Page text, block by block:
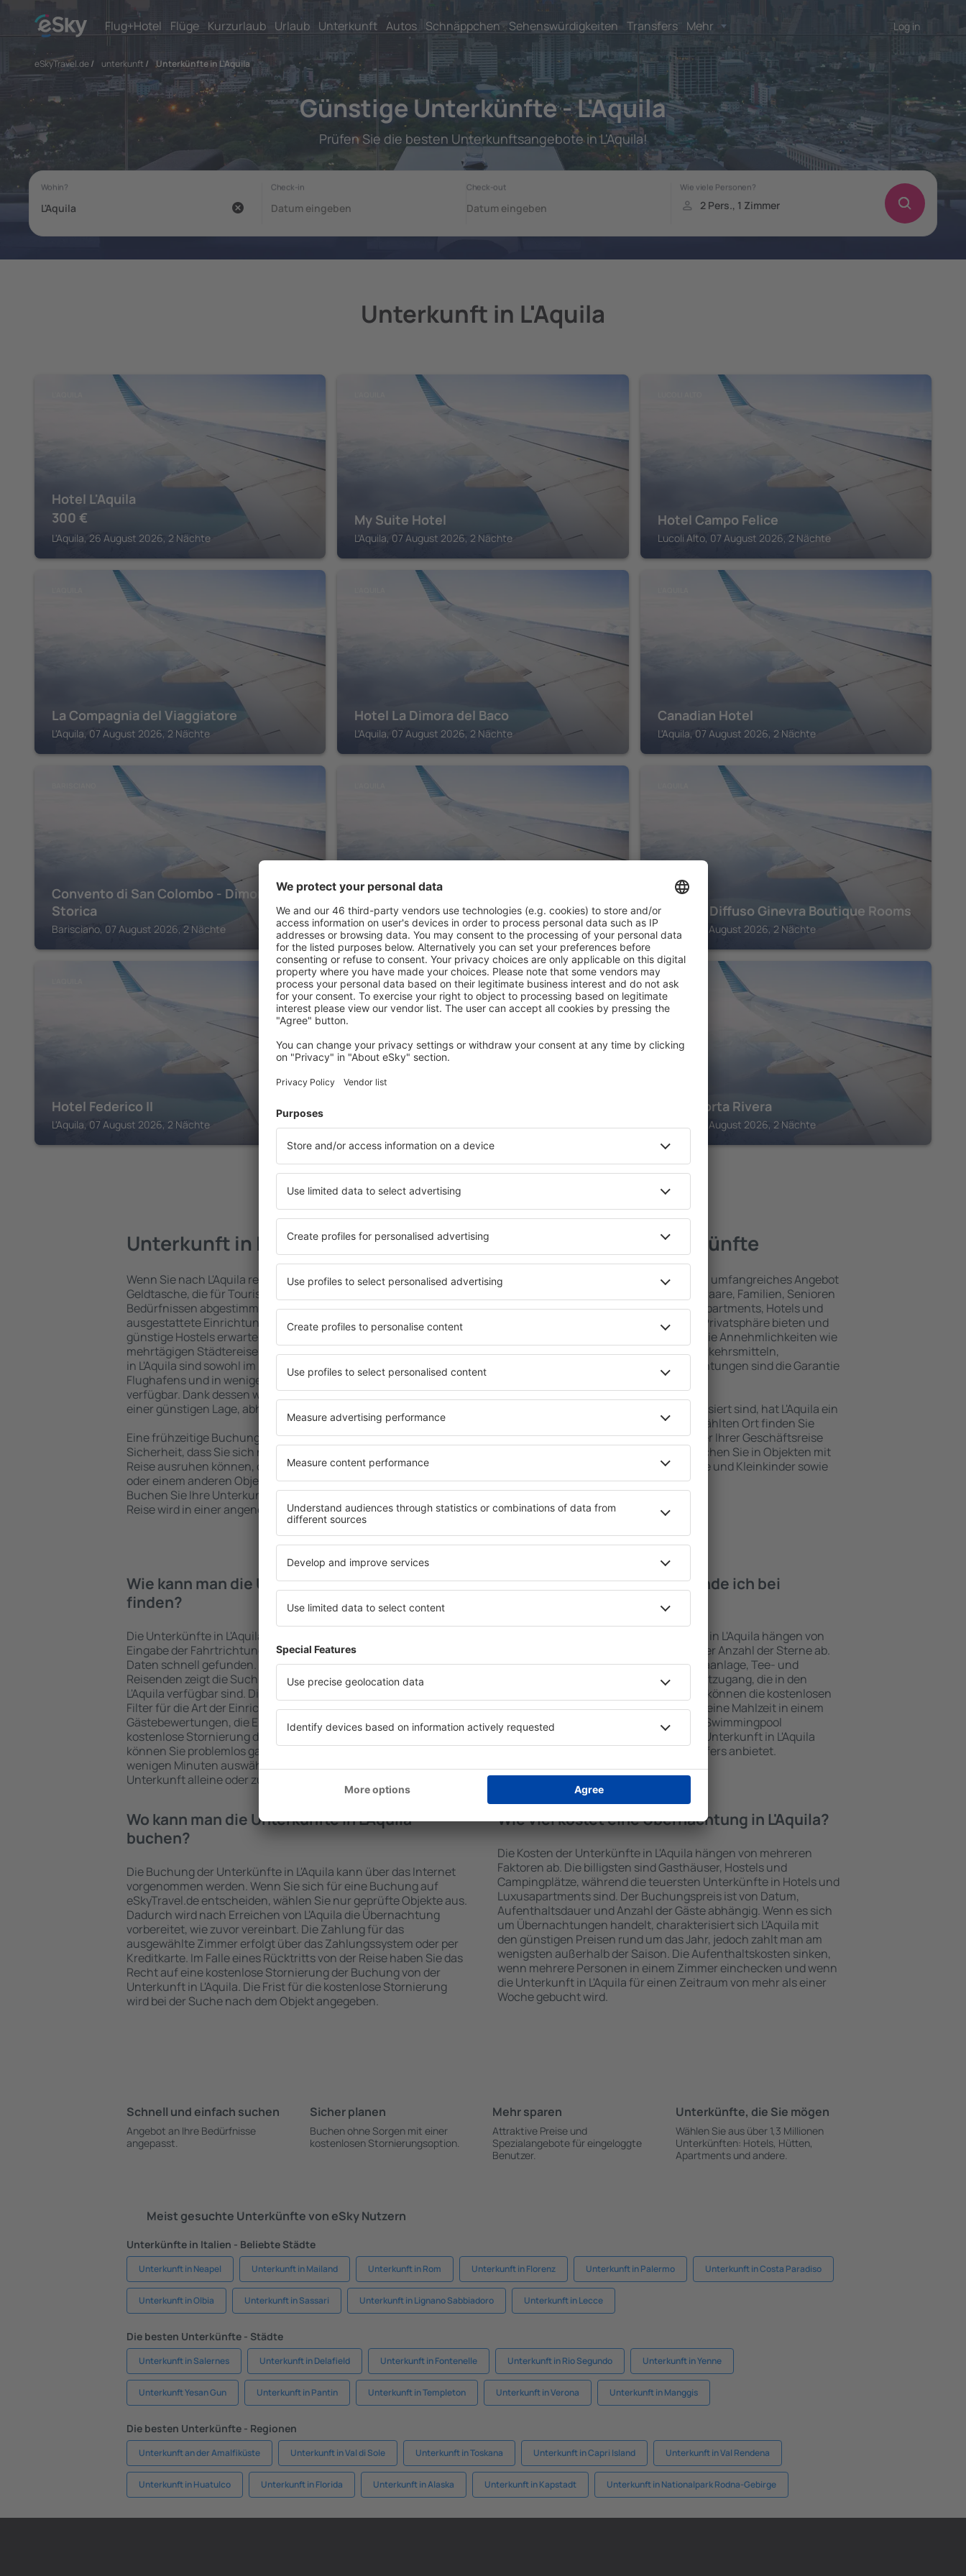
Flug+Hotel Flüge Kurzurlaub Urlaub Unterkunft Autos Schnäppchen Sehenswürdigkeiten Transfers Mehr Log in
eSkyTravel.de/ unterkunft / Unterkünfte in L'Aquila
Günstige Unterkünfte - L'Aquila
Prüfen Sie die besten Unterkunftsangebote in L'Aquila!
Unterkunft in L'Aquila
Hotel L'Aquila
300 €
L'Aquila, 26 August 2026, 2 Nächte
My Suite Hotel
L'Aquila, 07 August 2026, 2 Nächte
Hotel Campo Felice
Lucoli Alto, 07 August 2026, 2 Nächte
La Compagnia del Viaggiatore
L'Aquila, 07 August 2026, 2 Nächte
Hotel La Dimora del Baco
L'Aquila, 07 August 2026, 2 Nächte
Canadian Hotel
L'Aquila, 07 August 2026, 2 Nächte
Convento di San Colombo - Dimora
Storica
Barisciano, 07 August 2026, 2 Nächte
Hotel 99 Cannelle
L'Aquila, 07 August 2026, 2 Nächte
Albergo Diffuso Ginevra Boutique Rooms
L'Aquila, 07 August 2026, 2 Nächte
Hotel Federico II
L'Aquila, 07 August 2026, 2 Nächte
ROCCA DI MEZZO
Rocca di Mezzo, 07 August 2026, 2 Nächte
L'AQUILA
Hotel Porta Rivera
L'Aquila, 07 August 2026, 2 Nächte
Unterkunft in L'Aquila
Wenn Sie nach L'Aquila reisen, finden Sie Unterkünfte für jede
Geldtasche, die für Touristen mit unterschiedlichen
Bedürfnissen abgestimmt sind. Geräumige und komfortabel
ausgestattete Einrichtungen mit vielen Annehmlichkeiten und
günstige Hostels erwarten die Besucher, wo sie während einer
mehrtägigen Städtereise übernachten können. Die Unterkünfte
in L'Aquila sind sowohl im Zentrum als auch in der Nähe des
Flughafens und in weniger beliebten Stadtteilen oder Regionen
verfügbar. Dank dessen wählen Sie eine Unterkunft in L'Aquila in
einer günstigen Lage, abhängig von Ihren weiteren Vorhaben.
Eine frühzeitige Buchung der Unterkunft in L'Aquila gibt die
Sicherheit, dass Sie sich nach dem Erreichen des Ziels nach der
Reise ausruhen können, ohne nach einem Hotel, einer Wohnung
oder einem anderen Objekt für Reisende suchen zu müssen.
Buchen Sie Ihre Unterkunft vor dem Besuch von L'Aquila und Ihre
Reise wird in einer angenehmeren Atmosphäre verlaufen.
L'Aquila – beste Unterkünfte
Die Unterkünfte in L'Aquila umfassen ein umfangreiches Angebot
von vielen Objekten für Alleinreisende, Paare, Familien, Senioren
und Gruppen. Die Besucher können in Apartments, Hotels und
Pensionen übernachten, die maximale Privatsphäre bieten und
sich im Zentrum von L'Aquila befinden. Die Annehmlichkeiten wie
die Nähe zu Mietwagen, öffentlichen Verkehrsmitteln,
Geschäften, Service- und Freizeiteinrichtungen sind die Garantie
Wenn Sie an Luxusunterkünften interessiert sind, hat L'Aquila ein
breites Angebot für Sie. An dem ausgewählten Ort finden Sie
alles, was Sie während Ihres Urlaubs oder Ihrer Geschäftsreise
benötigen. Die Unterkunft in L'Aquila buchen Sie in Objekten mit
Einrichtungen für Behinderte, Säuglinge und Kleinkinder sowie
für Reisende zusammen mit Haustieren.
Wie kann man die Unterkünfte in L'Aquila
finden?
Die Unterkünfte in L'Aquila werden von der Suchmaschine nach
Eingabe der Fahrtrichtung und der Check-In- und Check-Out-
Daten schnell gefunden. Nach Auswahl der Anzahl der
Reisenden zeigt die Suchmaschine an, welche Unterkünfte in
L'Aquila verfügbar sind. Die Auswahl der Unterkunft wird durch
Filter für die Art der Einrichtung und die Anzahl der Sterne, die
Gästebewertungen, die Entfernung zum Zentrum und die
kostenlose Stornierung der Buchung erleichtert. Dadurch
können Sie problemlos ganz einfach eine Unterkunft in L'Aquila in
wenigen Minuten auswählen. Sie können je nach Bedarf eine
Unterkunft alleine oder zusammen mit dem Flug buchen.
Welche Annehmlichkeiten finde ich bei
Unterkünften in L'Aquila?
Die Annehmlichkeiten bei Unterkünften in L'Aquila hängen von
der Art des ausgewählten Objekts und der Anzahl der Sterne ab.
Gäste nutzen Küchenzeile, Balkon, Klimaanlage, Tee- und
Kaffeezubehör, Handtücher und Internetzugang, die in den
Unterkünften verfügbar sind. Besucher können die kostenlosen
Parkplätze an der Unterkunft benutzen, eine Mahlzeit in einem
Restaurant bestellen oder ein Hotel mit Swimmingpool
auswählen. Sie können zusätzlich eine Unterkunft in L'Aquila
buchen, die den Gästen Flughafentransfers anbietet.
Wo kann man die Unterkünfte in L'Aquila
buchen?
Die Buchung der Unterkünfte in L'Aquila kann über das Internet
vorgenommen werden. Wenn Sie sich für eine Buchung auf
eSkyTravel.de entscheiden, wählen Sie nur geprüfte Objekte aus.
Dadurch wird nach Erreichen von L'Aquila die Übernachtung
vorbereitet, wie zuvor vereinbart. Die Zahlung für das
ausgewählte Zimmer erfolgt über das Zahlungssystem oder per
Kreditkarte. Im Falle eines Rücktritts von der Reise haben Sie das
Recht auf eine kostenlose Stornierung der Buchung von der
Unterkunft in L'Aquila. Die Frist für die kostenlose Stornierung
wird bei der Suche nach dem Objekt angegeben.
Wie viel kostet eine Übernachtung in L'Aquila?
Die Kosten der Unterkünfte in L'Aquila hängen von mehreren
Faktoren ab. Die billigsten sind Gasthäuser, Hostels und
Campingplätze, während die teuersten Unterkünfte in Hotels und
Luxusapartments sind. Der Buchungspreis ist von Datum,
Aufenthaltsdauer und Anzahl der Gäste abhängig. Wenn es sich
um Übernachtungen handelt, charakterisiert sich L'Aquila mit
den günstigen Preisen rund um das Jahr, jedoch zahlt man am
wenigsten außerhalb der Saison. Die Aufenthaltskosten sinken,
wenn mehrere Personen in einem Zimmer einchecken und wenn
die Unterkunft in L'Aquila für einen Zeitraum von mehr als einer
Woche gebucht wird.
Schnell und einfach suchen
Angebot an Ihre Bedürfnisse
angepasst.
Sicher planen
Buchen ohne Sorgen mit einer
kostenlosen Stornierungsoption.
Mehr sparen
Attraktive Preise und
Spezialangebote für eingeloggte
Benutzer.
Unterkünfte, die Sie mögen
Wählen Sie aus über 1,3 Millionen
Unterkünften: Hotels, Hütten,
Apartments und andere.
Meist gesuchte Unterkünfte von eSky Nutzern
Unterkünfte in Italien - Beliebte Städte
Unterkunft in Neapel Unterkunft in Mailand Unterkunft in Rom Unterkunft in Florenz Unterkunft in Palermo Unterkunft in Costa Paradiso
Unterkunft in Olbia Unterkunft in Sassari Unterkunft in Lignano Sabbiadoro Unterkunft in Lecce
Die besten Unterkünfte - Städte
Unterkunft in Salernes Unterkunft in Delafield Unterkunft in Fontenelle Unterkunft in Rio Segundo Unterkunft in Yenne
Unterkunft Yesan Gun Unterkunft in Pantin Unterkunft in Templeton Unterkunft in Verona Unterkunft in Manggis
Die besten Unterkünfte - Regionen
Unterkunft an der Amalfiküste Unterkunft in Val di Sole Unterkunft in Toskana Unterkunft in Capri Island Unterkunft in Val Rendena
Unterkunft in Huatulco Unterkunft in Florida Unterkunft in Alaska Unterkunft in Kapstadt Unterkunft in Nationalpark Rodna-Gebirge